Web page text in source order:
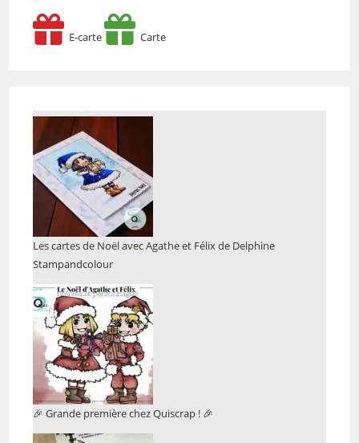
E-carte Carte
Les cartes de Noël avec Agathe et Félix de Delphine
Stampandcolour
🎉 Grande première chez Quiscrap ! 🎉